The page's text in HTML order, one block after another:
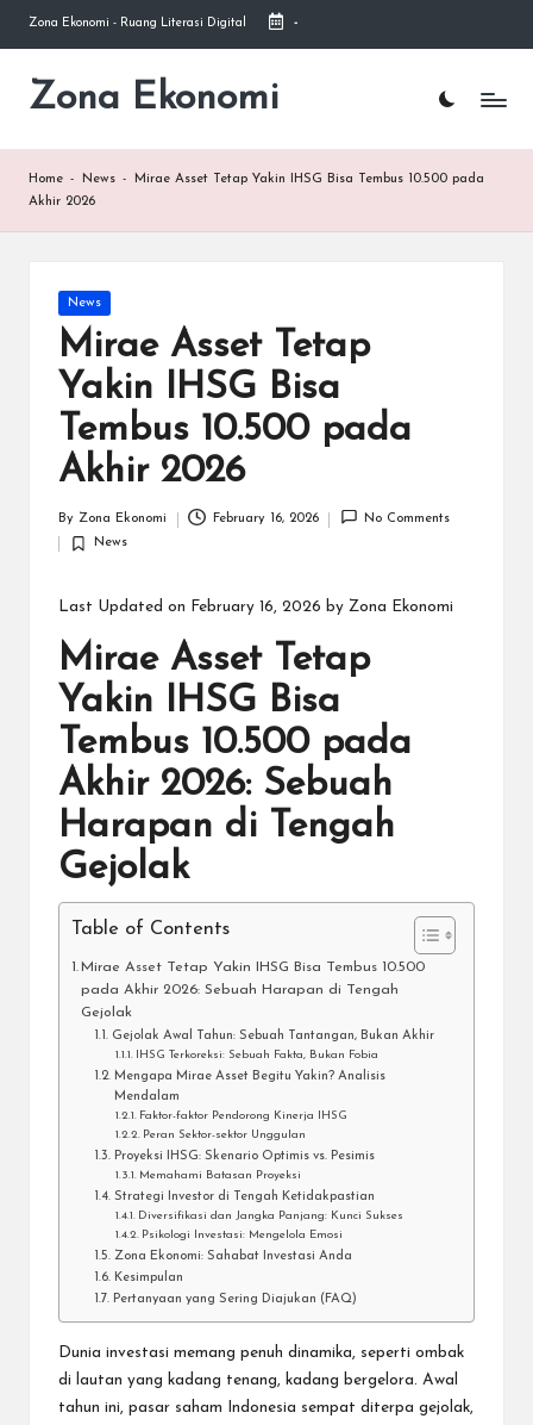
Skip
content
Zona Ekonomi - Ruang Literasi Digital -
Zona Ekonomi
Ruang
Home - News -
Mirae Asset Tetap Yakin IHSG Bisa Tembus 10.500 pada
Akhir 2026
Posted
in
News
Mirae Asset Tetap
Yakin IHSG Bisa
Tembus 10.500 pada
Akhir 2026
by
By Zona Ekonomi February 16, 2026 No Comments
Posted
News
Last Updated on February 16, 2026 by Zona Ekonomi
Mirae Asset Tetap
Yakin IHSG Bisa
Tembus 10.500 pada
Akhir 2026: Sebuah
Harapan di Tengah
Gejolak
Table of Contents
Mirae Asset Tetap Yakin IHSG Bisa Tembus 10.500
pada Akhir 2026: Sebuah Harapan di Tengah
Gejolak
Gejolak Awal Tahun: Sebuah Tantangan, Bukan Akhir
IHSG Terkoreksi: Sebuah Fakta, Bukan Fobia
Mengapa Mirae Asset Begitu Yakin? Analisis
Mendalam
Faktor-faktor Pendorong Kinerja IHSG
Peran Sektor-sektor Unggulan
Proyeksi IHSG: Skenario Optimis vs. Pesimis
Memahami Batasan Proyeksi
Strategi Investor di Tengah Ketidakpastian
Diversifikasi dan Jangka Panjang: Kunci Sukses
Psikologi Investasi: Mengelola Emosi
Zona Ekonomi: Sahabat Investasi Anda
Kesimpulan
Pertanyaan yang Sering Diajukan (FAQ)
Dunia investasi memang penuh dinamika, seperti ombak
di lautan yang kadang tenang, kadang bergelora. Awal
tahun ini, pasar saham Indonesia sempat diterpa gejolak,